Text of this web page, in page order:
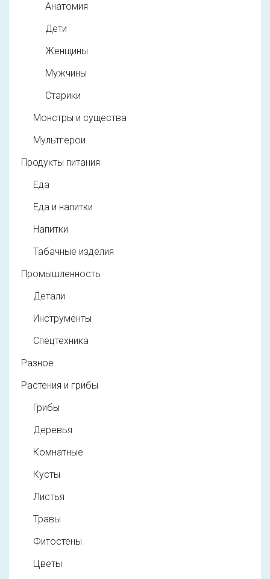
Анатомия
Дети
Женщины
Мужчины
Старики
Монстры и существа
Мультгерои
Продукты питания
Еда
Еда и напитки
Напитки
Табачные изделия
Промышленность
Детали
Инструменты
Спецтехника
Разное
Растения и грибы
Грибы
Деревья
Комнатные
Кусты
Листья
Травы
Фитостены
Цветы